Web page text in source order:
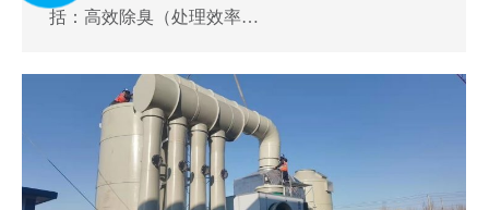
括：高效除臭（处理效率…